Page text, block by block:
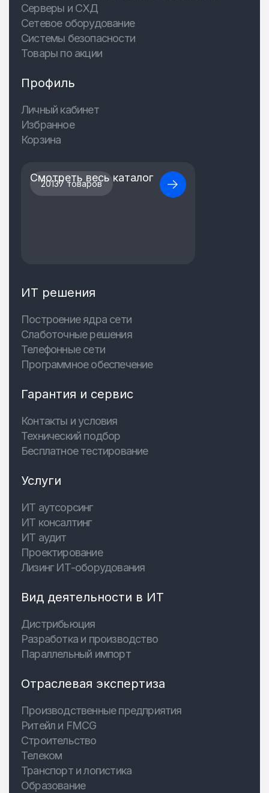
Серверы и СХД
Сетевое оборудование
Системы безопасности
Товары по акции
Профиль
Личный кабинет
Избранное
Корзина
20137 товаров
Смотреть весь каталог
ИТ решения
Построение ядра сети
Слаботочные решения
Телефонные сети
Программное обеспечение
Гарантия и сервис
Контакты и условия
Технический подбор
Бесплатное тестирование
Услуги
ИТ аутсорсинг
ИТ консалтинг
ИТ аудит
Проектирование
Лизинг ИТ-оборудования
Вид деятельности в ИТ
Дистрибьюция
Разработка и производство
Параллельный импорт
Отраслевая экспертиза
Производственные предприятия
Ритейл и FMCG
Строительство
Телеком
Транспорт и логистика
Образование